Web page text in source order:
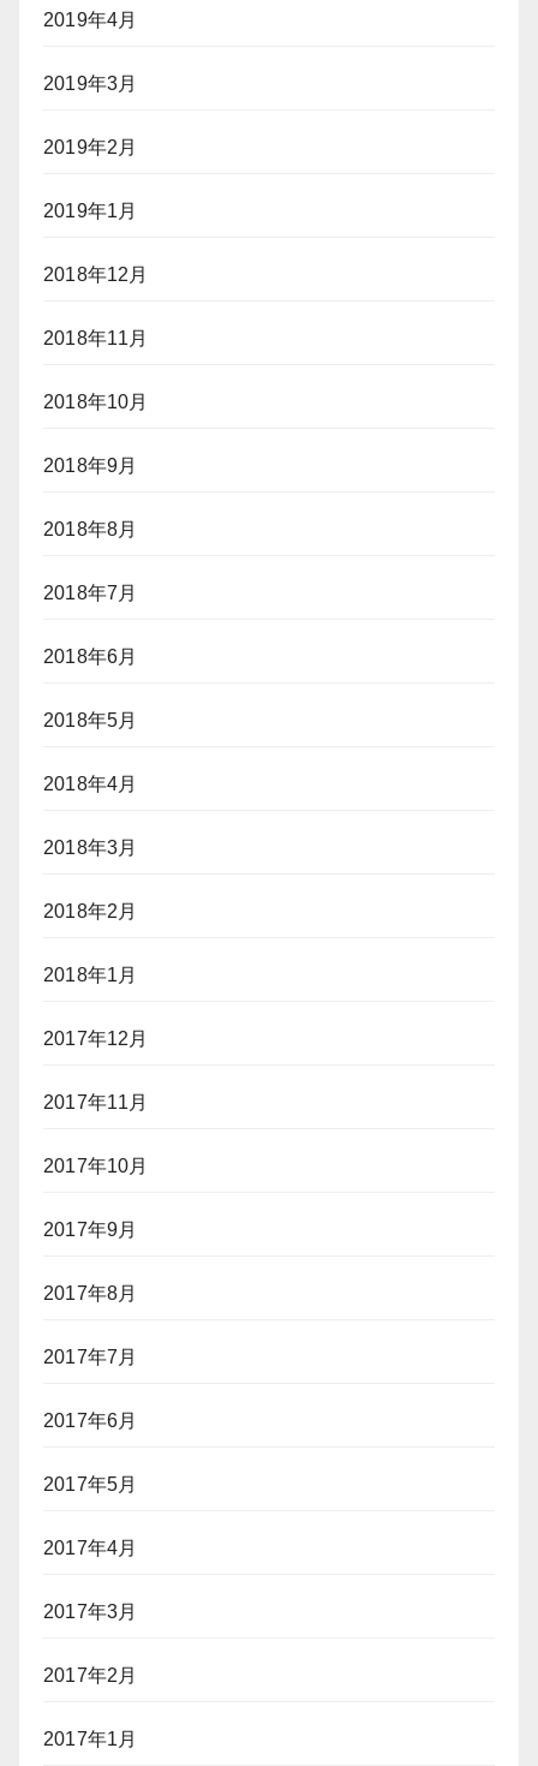
2019年4月
2019年3月
2019年2月
2019年1月
2018年12月
2018年11月
2018年10月
2018年9月
2018年8月
2018年7月
2018年6月
2018年5月
2018年4月
2018年3月
2018年2月
2018年1月
2017年12月
2017年11月
2017年10月
2017年9月
2017年8月
2017年7月
2017年6月
2017年5月
2017年4月
2017年3月
2017年2月
2017年1月